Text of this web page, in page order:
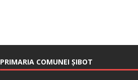
PRIMARIA COMUNEI ȘIBOT